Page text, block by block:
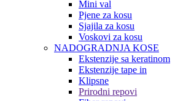
Mini val
Pjene za kosu
Sjajila za kosu
Voskovi za kosu
NADOGRADNJA KOSE
Ekstenzije sa keratinom
Ekstenzije tape in
Klipsne
Prirodni repovi